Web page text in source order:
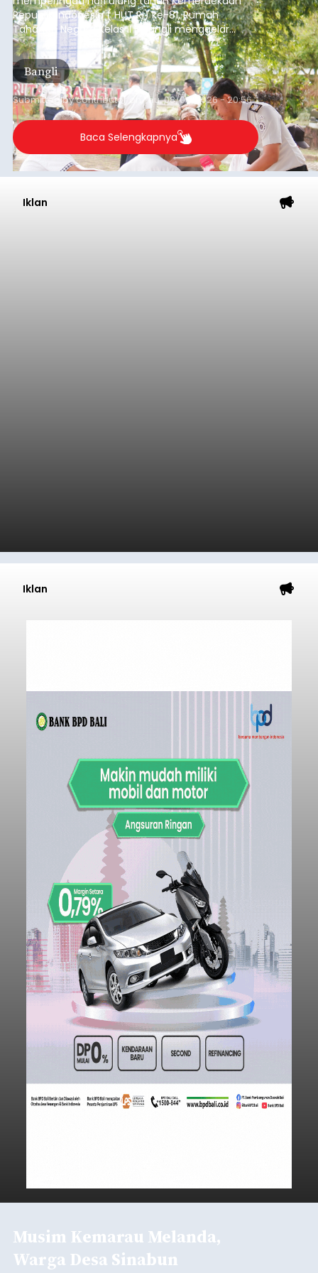
Republik Indonesia ( HUT RI) ke-81, Rumah
Tahanan Negara Kelas II B Bangli menggelar
kegiatan pemeriksaan kesehatan gratis, Rabu
(6/8/2026).
Bangli
Submitted bycontributor Thu, 08/06/2026 - 20:56
Baca Selengkapnya
Iklan
Iklan
Musim Kemarau Melanda,
Warga Desa Sinabun